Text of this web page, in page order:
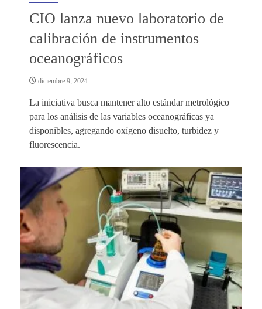
CIO lanza nuevo laboratorio de
calibración de instrumentos
oceanográficos
diciembre 9, 2024
La iniciativa busca mantener alto estándar metrológico
para los análisis de las variables oceanográficas ya
disponibles, agregando oxígeno disuelto, turbidez y
fluorescencia.